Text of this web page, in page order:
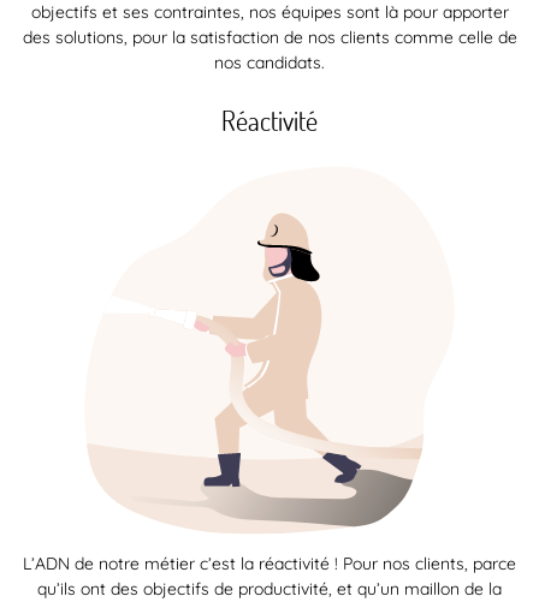
objectifs et ses contraintes, nos équipes sont là pour apporter
des solutions, pour la satisfaction de nos clients comme celle de
nos candidats.
Réactivité
L’ADN de notre métier c’est la réactivité ! Pour nos clients, parce
qu’ils ont des objectifs de productivité, et qu’un maillon de la